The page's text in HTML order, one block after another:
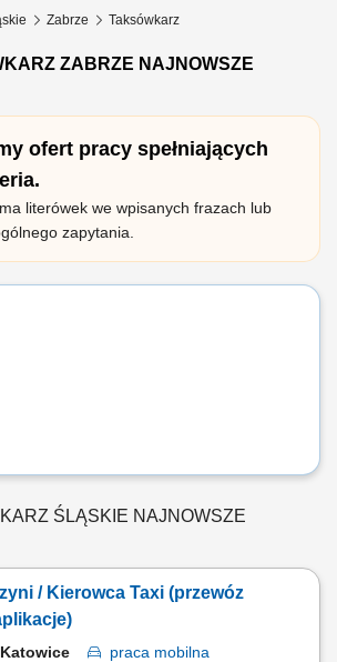
Zabrze Taksówkarz
ZABRZE NAJNOWSZE
ofert pracy spełniających
literówek we wpisanych frazach lub
zapytania.
ŚLĄSKIE NAJNOWSZE
/ Kierowca Taxi (przewóz
Katowice praca mobilna